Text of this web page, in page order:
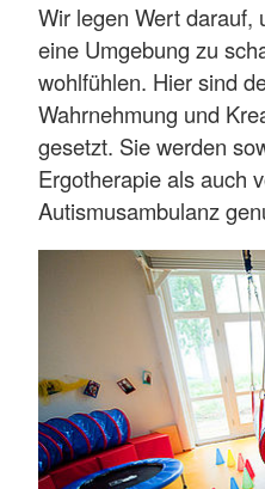
Wir legen Wert darauf,
eine Umgebung zu
wohlfühlen. Hier sind
Wahrnehmung und
gesetzt. Sie werden
Ergotherapie als auch
Autismusambulanz